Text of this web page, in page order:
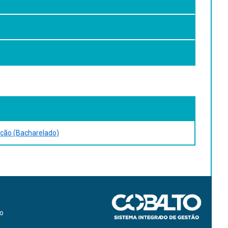
hidráulicos e pneumáticos.
online. ISBN 9788536530338.
São Paulo: Erica, 2015. 1 recurso online. ISBN
(Bacharelado)